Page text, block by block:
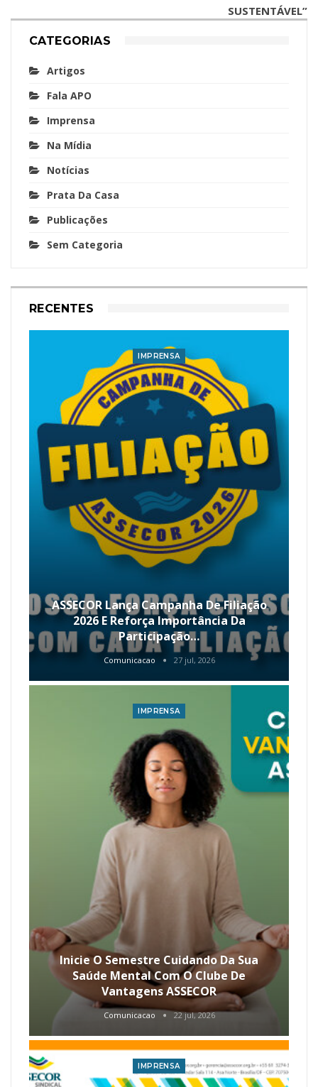
SUSTENTÁVEL”
CATEGORIAS
Artigos
Fala APO
Imprensa
Na Mídia
Notícias
Prata Da Casa
Publicações
Sem Categoria
RECENTES
IMPRENSA
ASSECOR Lança Campanha De Filiação
2026 E Reforça Importância Da
Participação…
Comunicacao 27 jul, 2026
IMPRENSA
Inicie O Semestre Cuidando Da Sua
Saúde Mental Com O Clube De
Vantagens ASSECOR
Comunicacao 22 jul, 2026
IMPRENSA